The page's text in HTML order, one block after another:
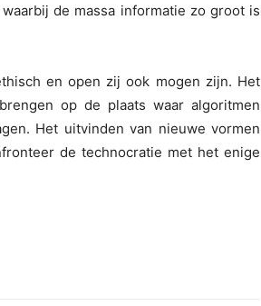
de massa informatie zo groot is
en open zij ook mogen zijn. Het
op de plaats waar algoritmen
Het uitvinden van nieuwe vormen
de technocratie met het enige